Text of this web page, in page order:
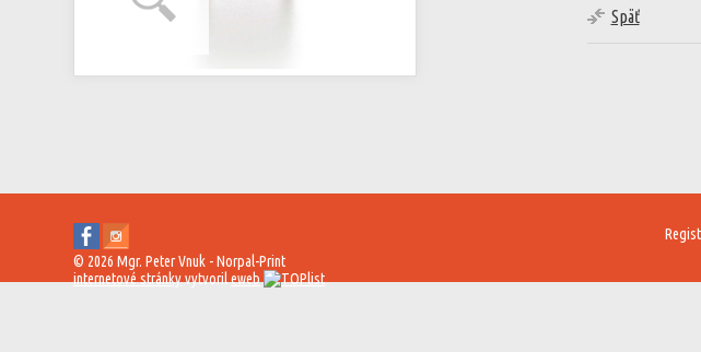
Späť
© 2026 Mgr. Peter Vnuk - Norpal-Print
internetové stránkyvytvorileweb